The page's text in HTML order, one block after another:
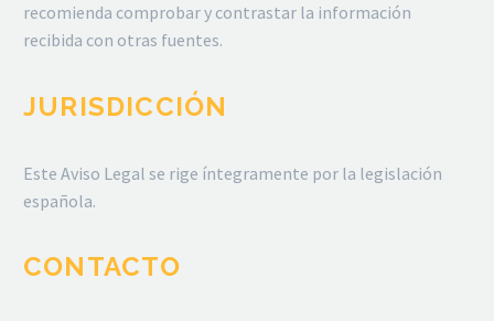
recomienda comprobar y contrastar la información
recibida con otras fuentes.
JURISDICCIÓN
Este Aviso Legal se rige íntegramente por la legislación
española.
CONTACTO